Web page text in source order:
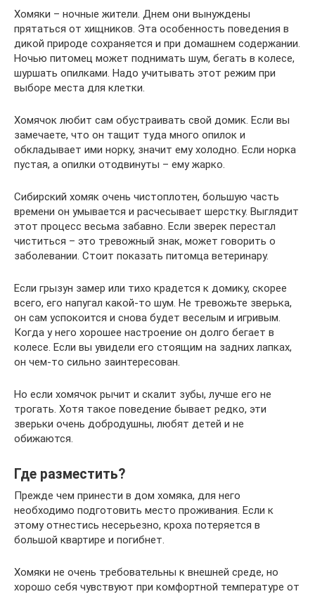
Хомяки – ночные жители. Днем они вынуждены
прятаться от хищников. Эта особенность поведения в
дикой природе сохраняется и при домашнем содержании.
Ночью питомец может поднимать шум, бегать в колесе,
шуршать опилками. Надо учитывать этот режим при
выборе места для клетки.
Хомячок любит сам обустраивать свой домик. Если вы
замечаете, что он тащит туда много опилок и
обкладывает ими норку, значит ему холодно. Если норка
пустая, а опилки отодвинуты – ему жарко.
Сибирский хомяк очень чистоплотен, большую часть
времени он умывается и расчесывает шерстку. Выглядит
этот процесс весьма забавно. Если зверек перестал
чиститься – это тревожный знак, может говорить о
заболевании. Стоит показать питомца ветеринару.
Если грызун замер или тихо крадется к домику, скорее
всего, его напугал какой-то шум. Не тревожьте зверька,
он сам успокоится и снова будет веселым и игривым.
Когда у него хорошее настроение он долго бегает в
колесе. Если вы увидели его стоящим на задних лапках,
он чем-то сильно заинтересован.
Но если хомячок рычит и скалит зубы, лучше его не
трогать. Хотя такое поведение бывает редко, эти
зверьки очень добродушны, любят детей и не
обижаются.
Где разместить?
Прежде чем принести в дом хомяка, для него
необходимо подготовить место проживания. Если к
этому отнестись несерьезно, кроха потеряется в
большой квартире и погибнет.
Хомяки не очень требовательны к внешней среде, но
хорошо себя чувствуют при комфортной температуре от